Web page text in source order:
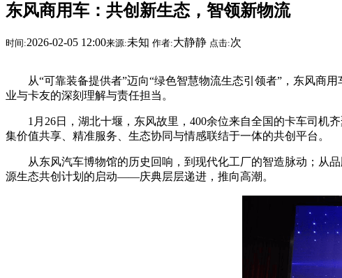
东风商用车：共创新生态，智领新物流
时间:2026-02-05 12:00来源:未知 作者:大静静 点击:次
从“可靠装备提供者”迈向“绿色智慧物流生态引领者”，东风商用
业与卡友的深刻理解与责任担当。
1月26日，湖北十堰，东风故里，400余位来自全国的卡车司机齐
集价值共享、精准服务、生态协同与情感联结于一体的共创平台。
从东风汽车博物馆的历史回响，到现代化工厂的智造脉动；从品
源生态共创计划的启动——庆典层层递进，推向高潮。